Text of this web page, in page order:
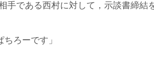
手である西村に対して，示談書締結
ろーです」